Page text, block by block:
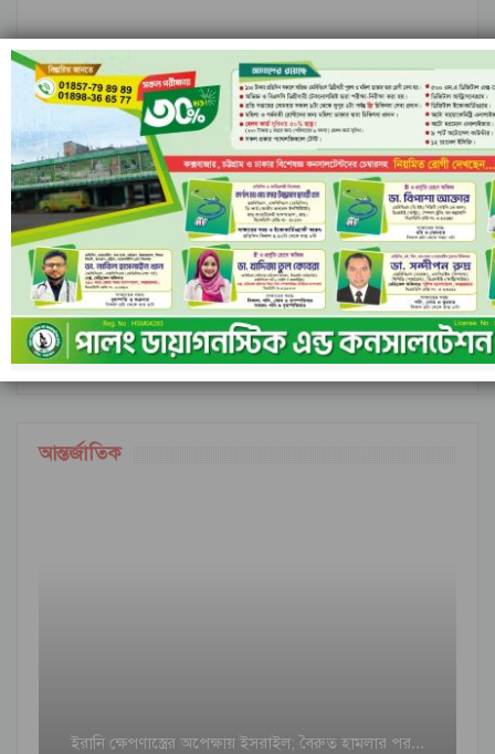
নীল ঢেউয়ের জোয়ারে গোল করে ইতিহাস কুরাসাওয়ের
রাঙামাটির বরকলে নৌকাডুবি, নিখোঁজ ১
আগের পরবর্তী ১ এর ৬,৮৪৮
আন্তর্জাতিক
ইরানি ক্ষেপণাস্ত্রের অপেক্ষায় ইসরাইল; বৈরুত হামলার পর…